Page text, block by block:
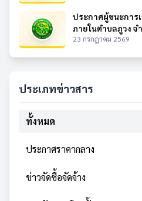
ประกาศผู้ชนะการ
ภายในตำบลภูวง จ
23 กรกฎาคม 2569
ประเภทข่าวสาร
ทั้งหมด
ประกาศราคากลาง
ข่าวจัดซื้อจัดจ้าง